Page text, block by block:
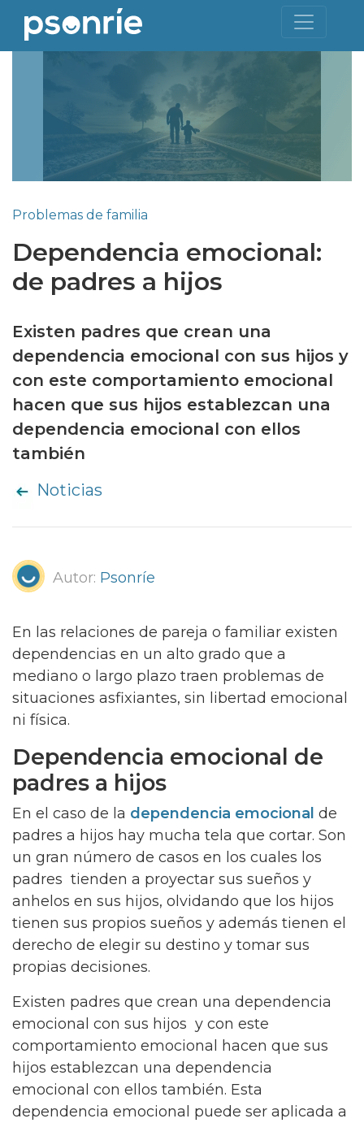
Problemas de familia
Dependencia emocional:
de padres a hijos
Existen padres que crean una
dependencia emocional con sus hijos y
con este comportamiento emocional
hacen que sus hijos establezcan una
dependencia emocional con ellos
también
Noticias
Autor: Psonríe
En las relaciones de pareja o familiar existen
dependencias en un alto grado que a
mediano o largo plazo traen problemas de
situaciones asfixiantes, sin libertad emocional
ni física.
Dependencia emocional de
padres a hijos
En el caso de la dependencia emocional de
padres a hijos hay mucha tela que cortar. Son
un gran número de casos en los cuales los
padres tienden a proyectar sus sueños y
anhelos en sus hijos, olvidando que los hijos
tienen sus propios sueños y además tienen el
derecho de elegir su destino y tomar sus
propias decisiones.
Existen padres que crean una dependencia
emocional con sus hijos y con este
comportamiento emocional hacen que sus
hijos establezcan una dependencia
emocional con ellos también. Esta
dependencia emocional puede ser aplicada a